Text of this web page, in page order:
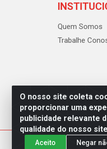
O nosso site coleta
proporcionar uma
publicidade relevante
qualidade do nosso
Aceito Negar
Quem Somos
Trabalhe